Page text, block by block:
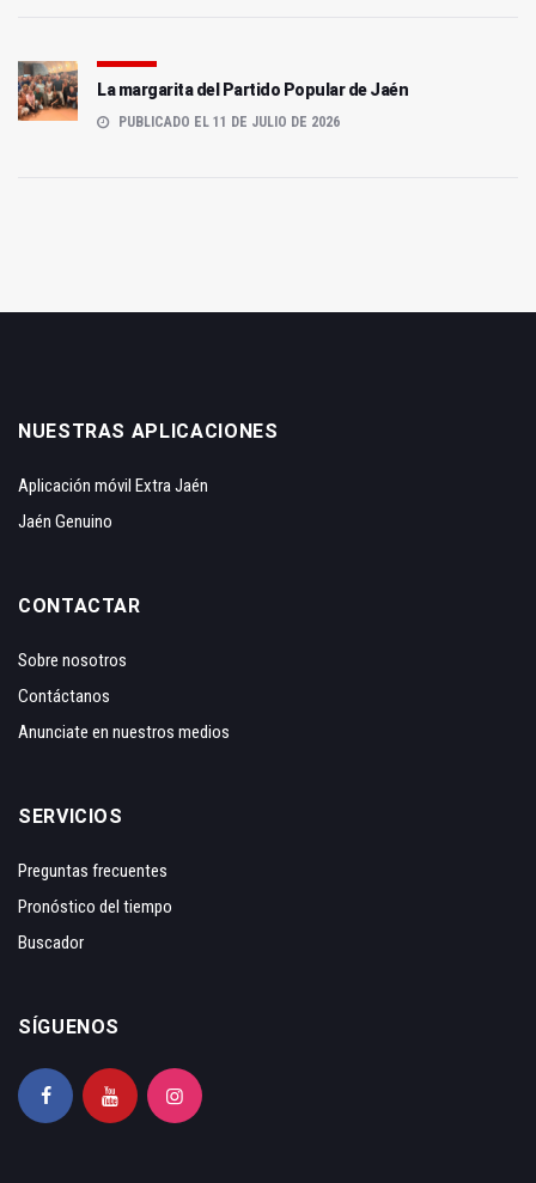
La margarita del Partido Popular de Jaén
PUBLICADO EL 11 DE JULIO DE 2026
NUESTRAS APLICACIONES
Aplicación móvil Extra Jaén
Jaén Genuino
CONTACTAR
Sobre nosotros
Contáctanos
Anunciate en nuestros medios
SERVICIOS
Preguntas frecuentes
Pronóstico del tiempo
Buscador
SÍGUENOS